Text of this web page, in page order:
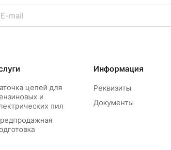
цепей для
и
пил
Информация
Реквизиты
Документы